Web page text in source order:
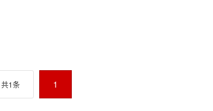
共1条 1